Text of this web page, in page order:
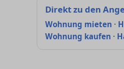
Direkt zu den
Wohnung mieten ·
Wohnung kaufen ·